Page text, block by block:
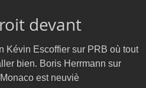
devant
Kévin Escoffier sur PRB où tout
bien. Boris Herrmann sur
est neuviè